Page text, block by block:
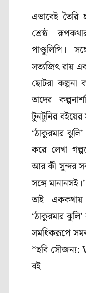
এভাবেই তৈরি
শ্রেষ্ঠ
পাণ্ডুলিপি।
সত্যজিৎ রায়
ছোটরা কল্পনা
তাদের
টুনটুনির
‘ঠাকুরমার
করে লেখা
আর কী সুন্দর সব
সঙ্গে মানানসই।’
তাই এককথায়
‘ঠাকুরমার
সমধিকরূপে
*ছবি সৌজন্য:
বই